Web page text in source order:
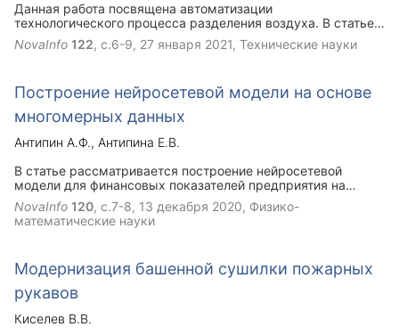
Данная работа посвящена автоматизации
технологического процесса разделения воздуха. В статье
рассматривается необходимость моделирования
автоматизированной системы управления на примере
подобраны настроечные коэффициенты для регулятора
качественным и оптимальным. Разработанную модель
автоматического управления процессом разделения
воздуха можно считать оптимальной и использовать в
промышленности.
NovaInfo 122, с.6-9, 27 января 2021, Технические науки
Построение нейросетевой модели на основе
многомерных данных
Антипин А.Ф.
Антипина Е.В.
В статье рассматривается построение нейросетевой
модели для финансовых показателей предприятия на
основе многомерных статистических данных.
NovaInfo 120, с.7-8, 13 декабря 2020, Физико-
математические науки
Модернизация башенной сушилки пожарных
рукавов
Киселев В.В.